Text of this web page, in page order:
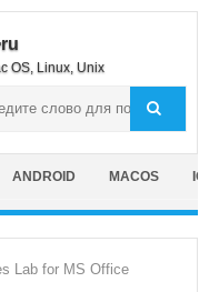
OS, Linux, Unix
ANDROID MACOS
Lab for MS Office